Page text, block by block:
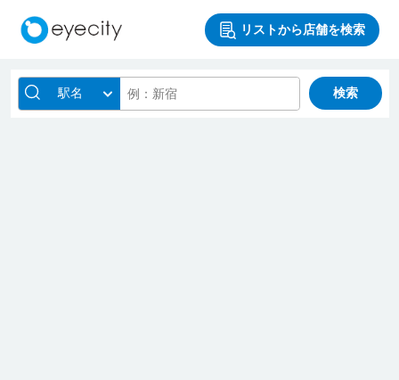
リストから店舗を検索
駅名 検索